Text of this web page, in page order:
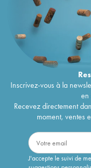
Inscrivez-vous à la
en
Recevez directement
moment, ventes
J'accepte le suivi de